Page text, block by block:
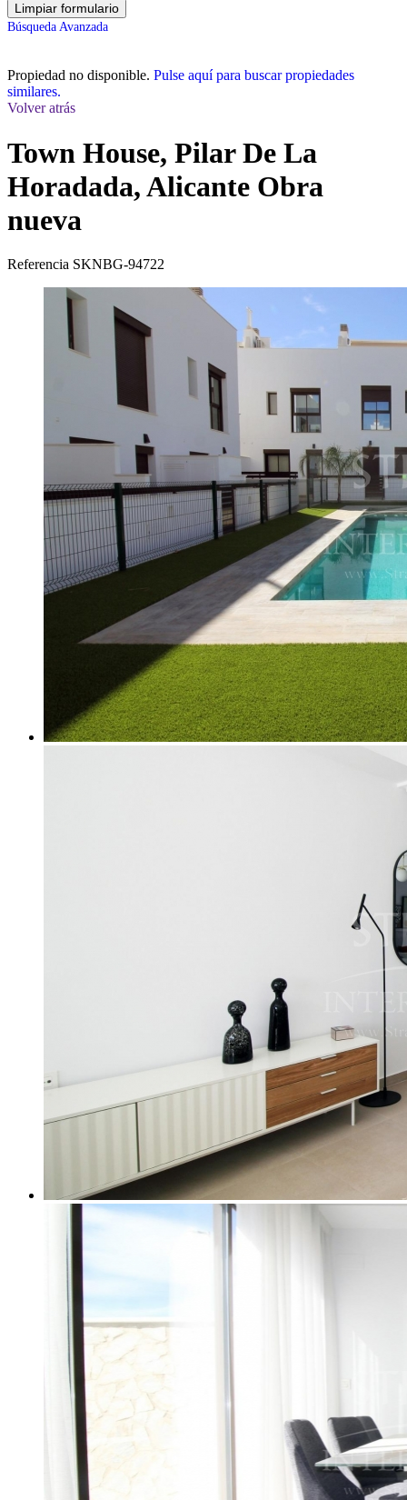
Limpiar formulario
Búsqueda Avanzada
Propiedad no disponible. Pulse aquí para buscar propiedades
similares.
Volver atrás
Town House, Pilar De La
Horadada, Alicante Obra
nueva
Referencia SKNBG-94722